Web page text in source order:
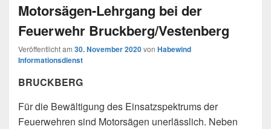
Motorsägen-Lehrgang bei der
Feuerwehr Bruckberg/Vestenberg
Veröffentlicht am 30. November 2020von Habewind
Informationsdienst
BRUCKBERG
Für die Bewältigung des Einsatzspektrums der
Feuerwehren sind Motorsägen unerlässlich. Neben